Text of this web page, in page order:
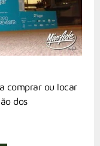
comprar ou locar
dos